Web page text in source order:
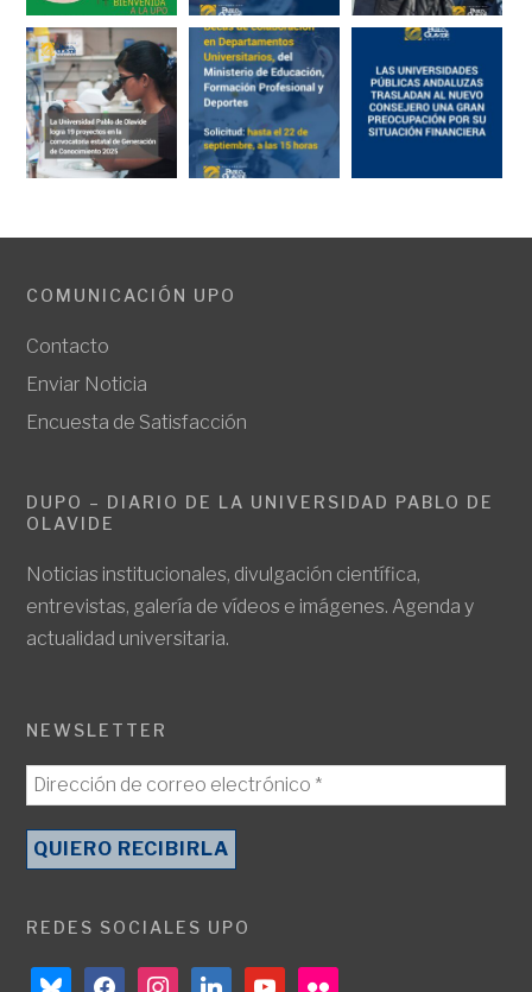
COMUNICACIÓN UPO
Contacto
Enviar Noticia
Encuesta de Satisfacción
DUPO – DIARIO DE LA UNIVERSIDAD PABLO DE
OLAVIDE
Noticias institucionales, divulgación científica,
entrevistas, galería de vídeos e imágenes. Agenda y
actualidad universitaria.
NEWSLETTER
REDES SOCIALES UPO
blueskyfacebookinstagramlinkedinyoutubeflickr